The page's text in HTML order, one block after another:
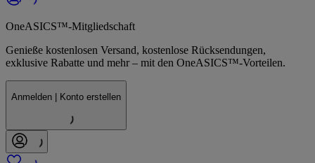
OneASICS™-Mitgliedschaft
Genieße kostenlosen Versand, kostenlose Rücksendungen,
exklusive Rabatte und mehr – mit den OneASICS™-Vorteilen.
Anmelden | Konto erstellen